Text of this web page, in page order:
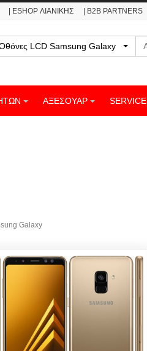
| ESHOP ΛΙΑΝΙΚΗΣ | B2B PARTNERS
LCD Samsung Galaxy
ΑΞΕΣΟΥΑΡ SERVICE
Galaxy